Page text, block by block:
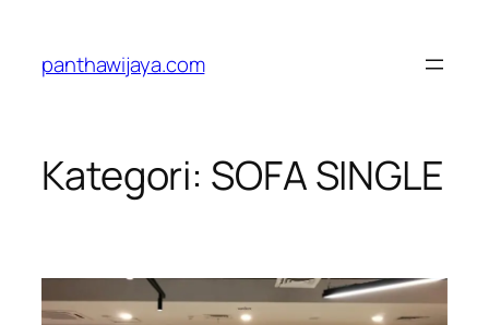
konten
panthawijaya.com
Kategori: SOFA SINGLE